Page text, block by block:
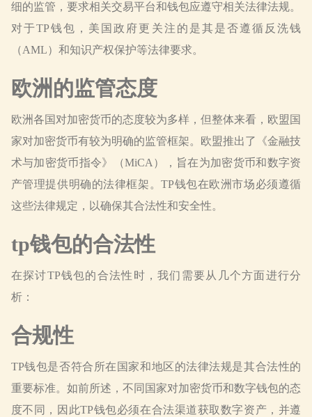
细的监管，要求相关交易平台和钱包应遵守相关法律法规。
对于TP钱包，美国政府更关注的是其是否遵循反洗钱
（AML）和知识产权保护等法律要求。
欧洲的监管态度
欧洲各国对加密货币的态度较为多样，但整体来看，欧盟国
家对加密货币有较为明确的监管框架。欧盟推出了《金融技
术与加密货币指令》（MiCA），旨在为加密货币和数字资
产管理提供明确的法律框架。TP钱包在欧洲市场必须遵循
这些法律规定，以确保其合法性和安全性。
tp钱包的合法性
在探讨TP钱包的合法性时，我们需要从几个方面进行分
析：
合规性
TP钱包是否符合所在国家和地区的法律法规是其合法性的
重要标准。如前所述，不同国家对加密货币和数字钱包的态
度不同，因此TP钱包必须在合法渠道获取数字资产，并遵